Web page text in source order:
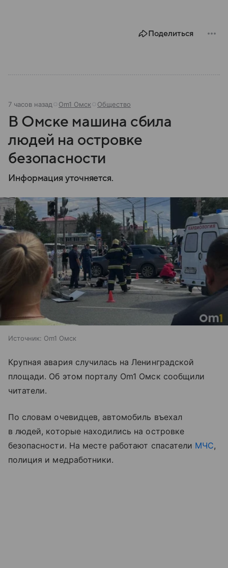
Поделиться
7 часов назад Om1 Омск Общество
В Омске машина сбила
людей на островке
безопасности
Информация уточняется.
Источник: Om1 Омск
Крупная авария случилась на Ленинградской
площади. Об этом порталу Om1 Омск сообщили
читатели.
По словам очевидцев, автомобиль въехал
в людей, которые находились на островке
безопасности. На месте работают спасатели МЧС,
полиция и медработники.